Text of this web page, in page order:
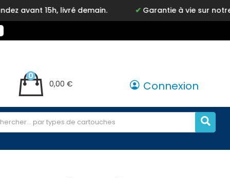
15h, livré demain. Garantie à vie sur notre
0,00 €
0
Connexion